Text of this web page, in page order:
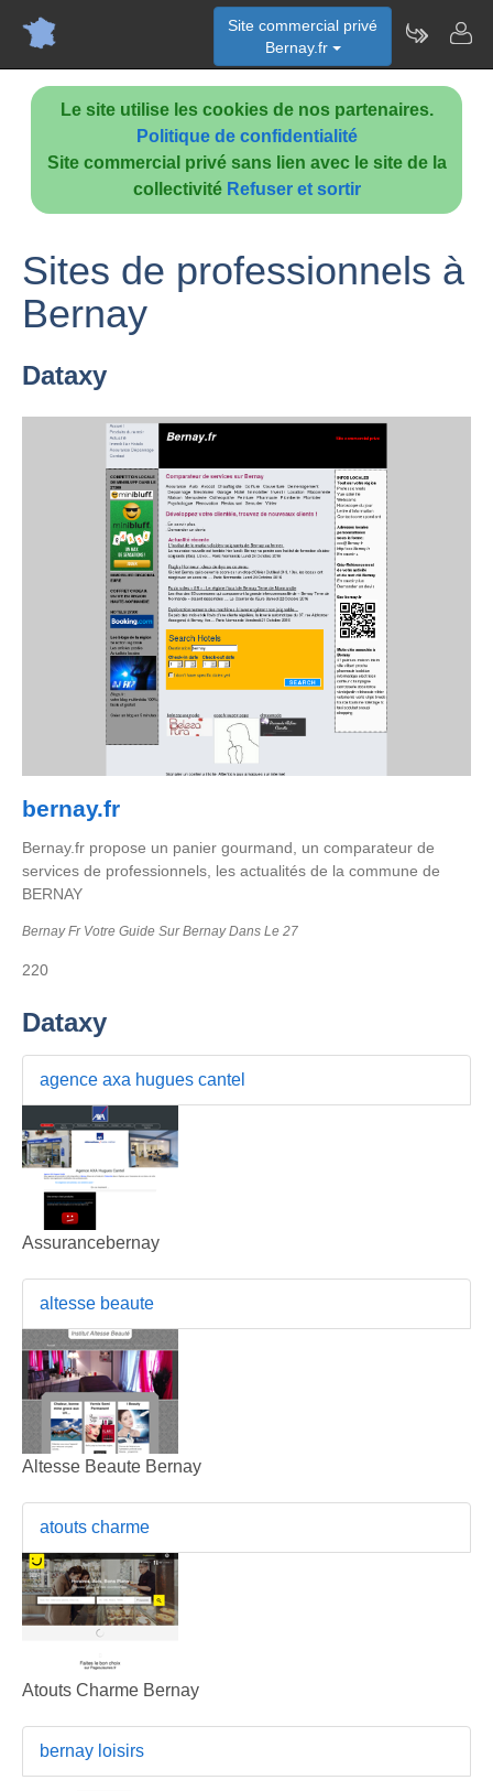
Le site utilise les cookies de nos partenaires.
Politique de confidentialité
Site commercial privé sans lien avec le site de la
collectivité Refuser et sortir
Site commercial privé
Bernay.fr
Sites de professionnels à
Bernay
Dataxy
bernay.fr
Bernay.fr propose un panier gourmand, un comparateur de
services de professionnels, les actualités de la commune de
BERNAY
Bernay Fr Votre Guide Sur Bernay Dans Le 27
220
Dataxy
agence axa hugues cantel
Assurancebernay
altesse beaute
Altesse Beaute Bernay
atouts charme
Atouts Charme Bernay
bernay loisirs